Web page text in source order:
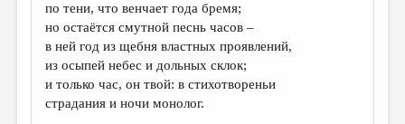
ОБЪЯВЛЕНИЯ
КОЛОНКА РЕДАКТОРА
РЕДКОЛЛЕГИЯ
по тени, что венчает года бремя;
но остаётся смутной песнь часов ­–
в ней год из щебня властных проявлений,
из осыпей небес и дольных склок;
и только час, он твой: в стихотвореньи
страдания и ночи монолог.